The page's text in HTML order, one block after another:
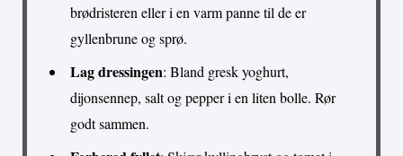
brødristeren eller i en varm panne til de er
gyllenbrune og sprø.
Lag dressingen: Bland gresk yoghurt,
dijonsennep, salt og pepper i en liten bolle. Rør
godt sammen.